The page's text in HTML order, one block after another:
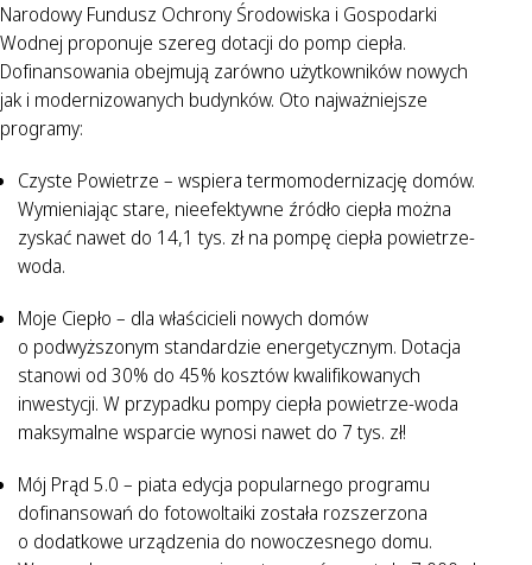
Narodowy Fundusz Ochrony Środowiska i Gospodarki
Wodnej proponuje szereg dotacji do pomp ciepła.
Dofinansowania obejmują zarówno użytkowników nowych
jak i modernizowanych budynków. Oto najważniejsze
programy:
Czyste Powietrze – wspiera termomodernizację domów.
Wymieniając stare, nieefektywne źródło ciepła można
zyskać nawet do 14,1 tys. zł na pompę ciepła powietrze-
woda.
Moje Ciepło – dla właścicieli nowych domów
o podwyższonym standardzie energetycznym. Dotacja
stanowi od 30% do 45% kosztów kwalifikowanych
inwestycji. W przypadku pompy ciepła powietrze-woda
maksymalne wsparcie wynosi nawet do 7 tys. zł!
Mój Prąd 5.0 – piata edycja popularnego programu
dofinansowań do fotowoltaiki została rozszerzona
o dodatkowe urządzenia do nowoczesnego domu.